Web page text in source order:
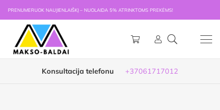
PRENUMERUOK NAUJIENLAIŠKĮ – NUOLAIDA 5% ATRINKTOMS PREKĖMS!
Konsultacija telefonu +37061717012